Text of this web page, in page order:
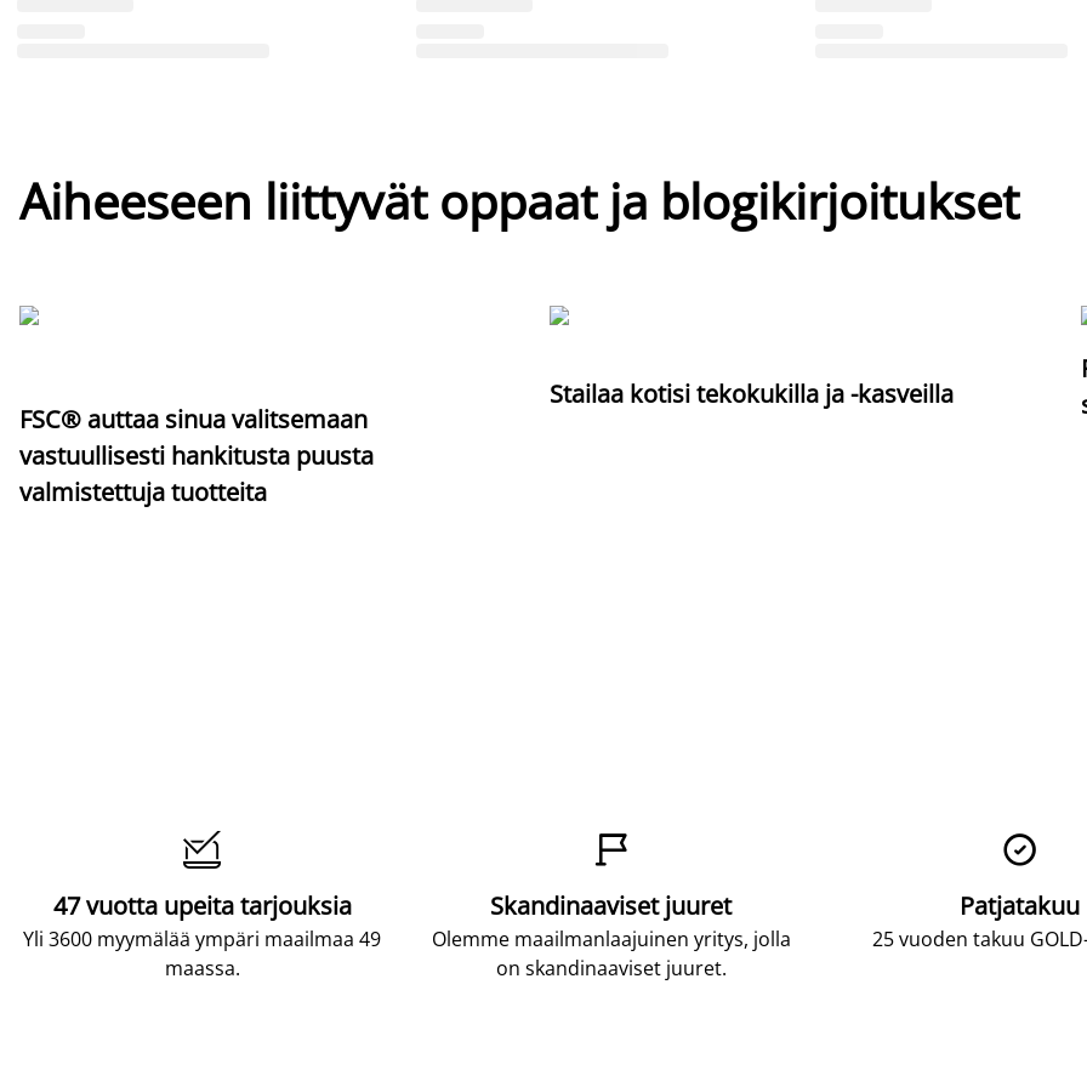
Aiheeseen liittyvät oppaat ja blogikirjoitukset
FSC® auttaa sinua valitsemaan
vastuullisesti hankitusta puusta
valmistettuja tuotteita
Stailaa kotisi tekokukilla ja -kasveilla

47 vuotta upeita tarjouksia
Yli 3600 myymälää ympäri maailmaa 49
maassa.

Skandinaaviset juuret
Olemme maailmanlaajuinen yritys, jolla
on skandinaaviset juuret.

Patjatakuu
25 vuoden takuu